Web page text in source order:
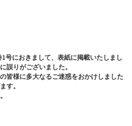
号におきまして、表紙に掲載いたしまし
誤りがございました。
皆様に多大なるご迷惑をおかけしました
す。